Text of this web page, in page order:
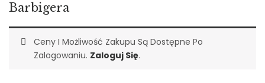
Barbigera
Ceny I Możliwość Zakupu Są Dostępne Po
Zalogowaniu. Zaloguj Się.